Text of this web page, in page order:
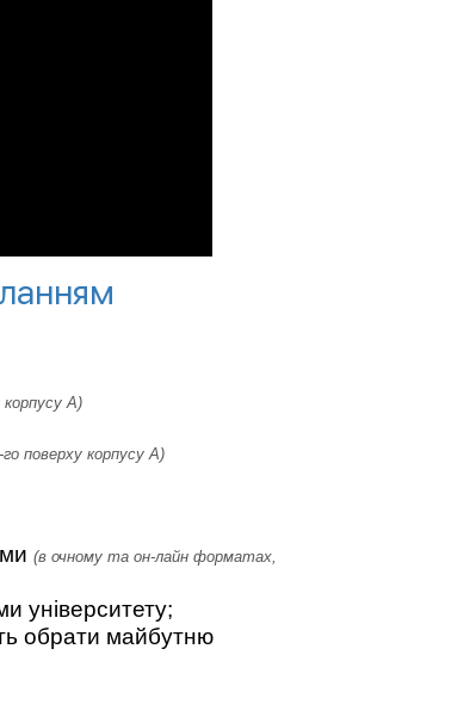
корпусу А)
го поверху корпусу А)
(в очному та он-лайн форматах,
університету;
обрати майбутню